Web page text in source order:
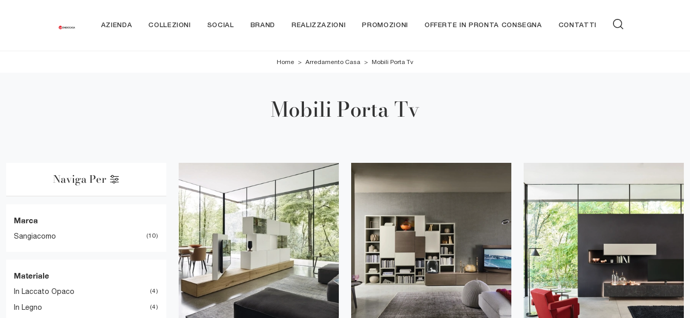
AZIENDA COLLEZIONI SOCIAL BRAND REALIZZAZIONI PROMOZIONI OFFERTE IN PRONTA CONSEGNA CONTATTI
Home > Arredamento Casa > Mobili Porta Tv
Mobili Porta Tv
Naviga Per
Marca
Sangiacomo 10
Materiale
In Laccato Opaco 4
In Legno 4